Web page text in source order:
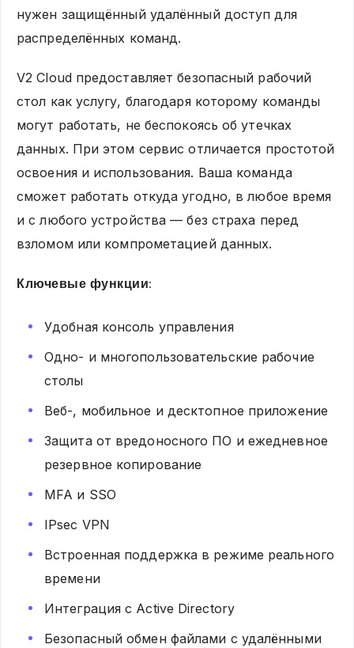
нужен защищённый удалённый доступ для
распределённых команд.
V2 Cloud предоставляет безопасный рабочий
стол как услугу, благодаря которому команды
могут работать, не беспокоясь об утечках
данных. При этом сервис отличается простотой
освоения и использования. Ваша команда
сможет работать откуда угодно, в любое время
и с любого устройства — без страха перед
взломом или компрометацией данных.
Ключевые функции:
Удобная консоль управления
Одно- и многопользовательские рабочие
столы
Веб-, мобильное и десктопное приложение
Защита от вредоносного ПО и ежедневное
резервное копирование
MFA и SSO
IPsec VPN
Встроенная поддержка в режиме реального
времени
Интеграция с Active Directory
Безопасный обмен файлами с удалёнными